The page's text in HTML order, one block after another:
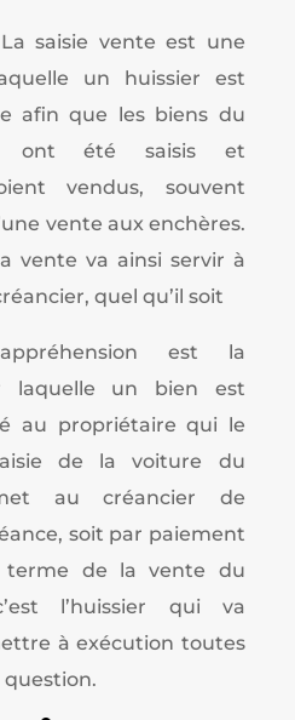
vente est une
un huissier est
afin que les biens du
ont été saisis et
vendus, souvent
vente aux enchères.
vente va ainsi servir à
quel qu’il soit
est la
laquelle un bien est
au propriétaire qui le
de la voiture du
au créancier de
soit par paiement
terme de la vente du
l’huissier qui va
à exécution toutes
question.